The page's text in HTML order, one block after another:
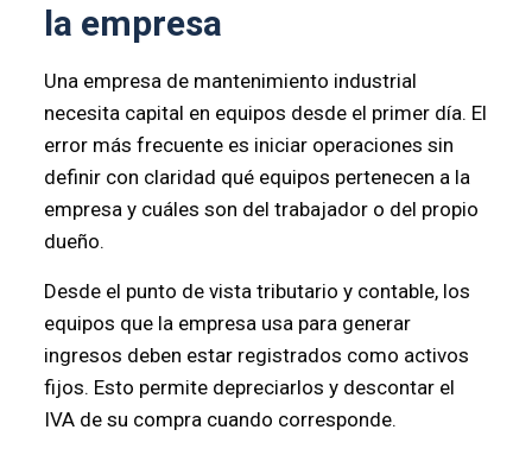
la empresa
Una empresa de mantenimiento industrial
necesita capital en equipos desde el primer día. El
error más frecuente es iniciar operaciones sin
definir con claridad qué equipos pertenecen a la
empresa y cuáles son del trabajador o del propio
dueño.
Desde el punto de vista tributario y contable, los
equipos que la empresa usa para generar
ingresos deben estar registrados como activos
fijos. Esto permite depreciarlos y descontar el
IVA de su compra cuando corresponde.